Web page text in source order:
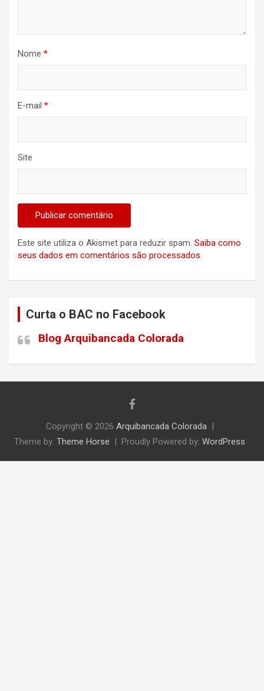
Nome *
E-mail *
Site
Este site utiliza o Akismet para reduzir spam. Saiba como
seus dados em comentários são processados.
Curta o BAC no Facebook
Blog Arquibancada Colorada
Copyright © 2026 Arquibancada Colorada
Theme by: Theme Horse Proudly Powered by: WordPress